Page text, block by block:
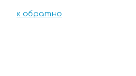
« обратно